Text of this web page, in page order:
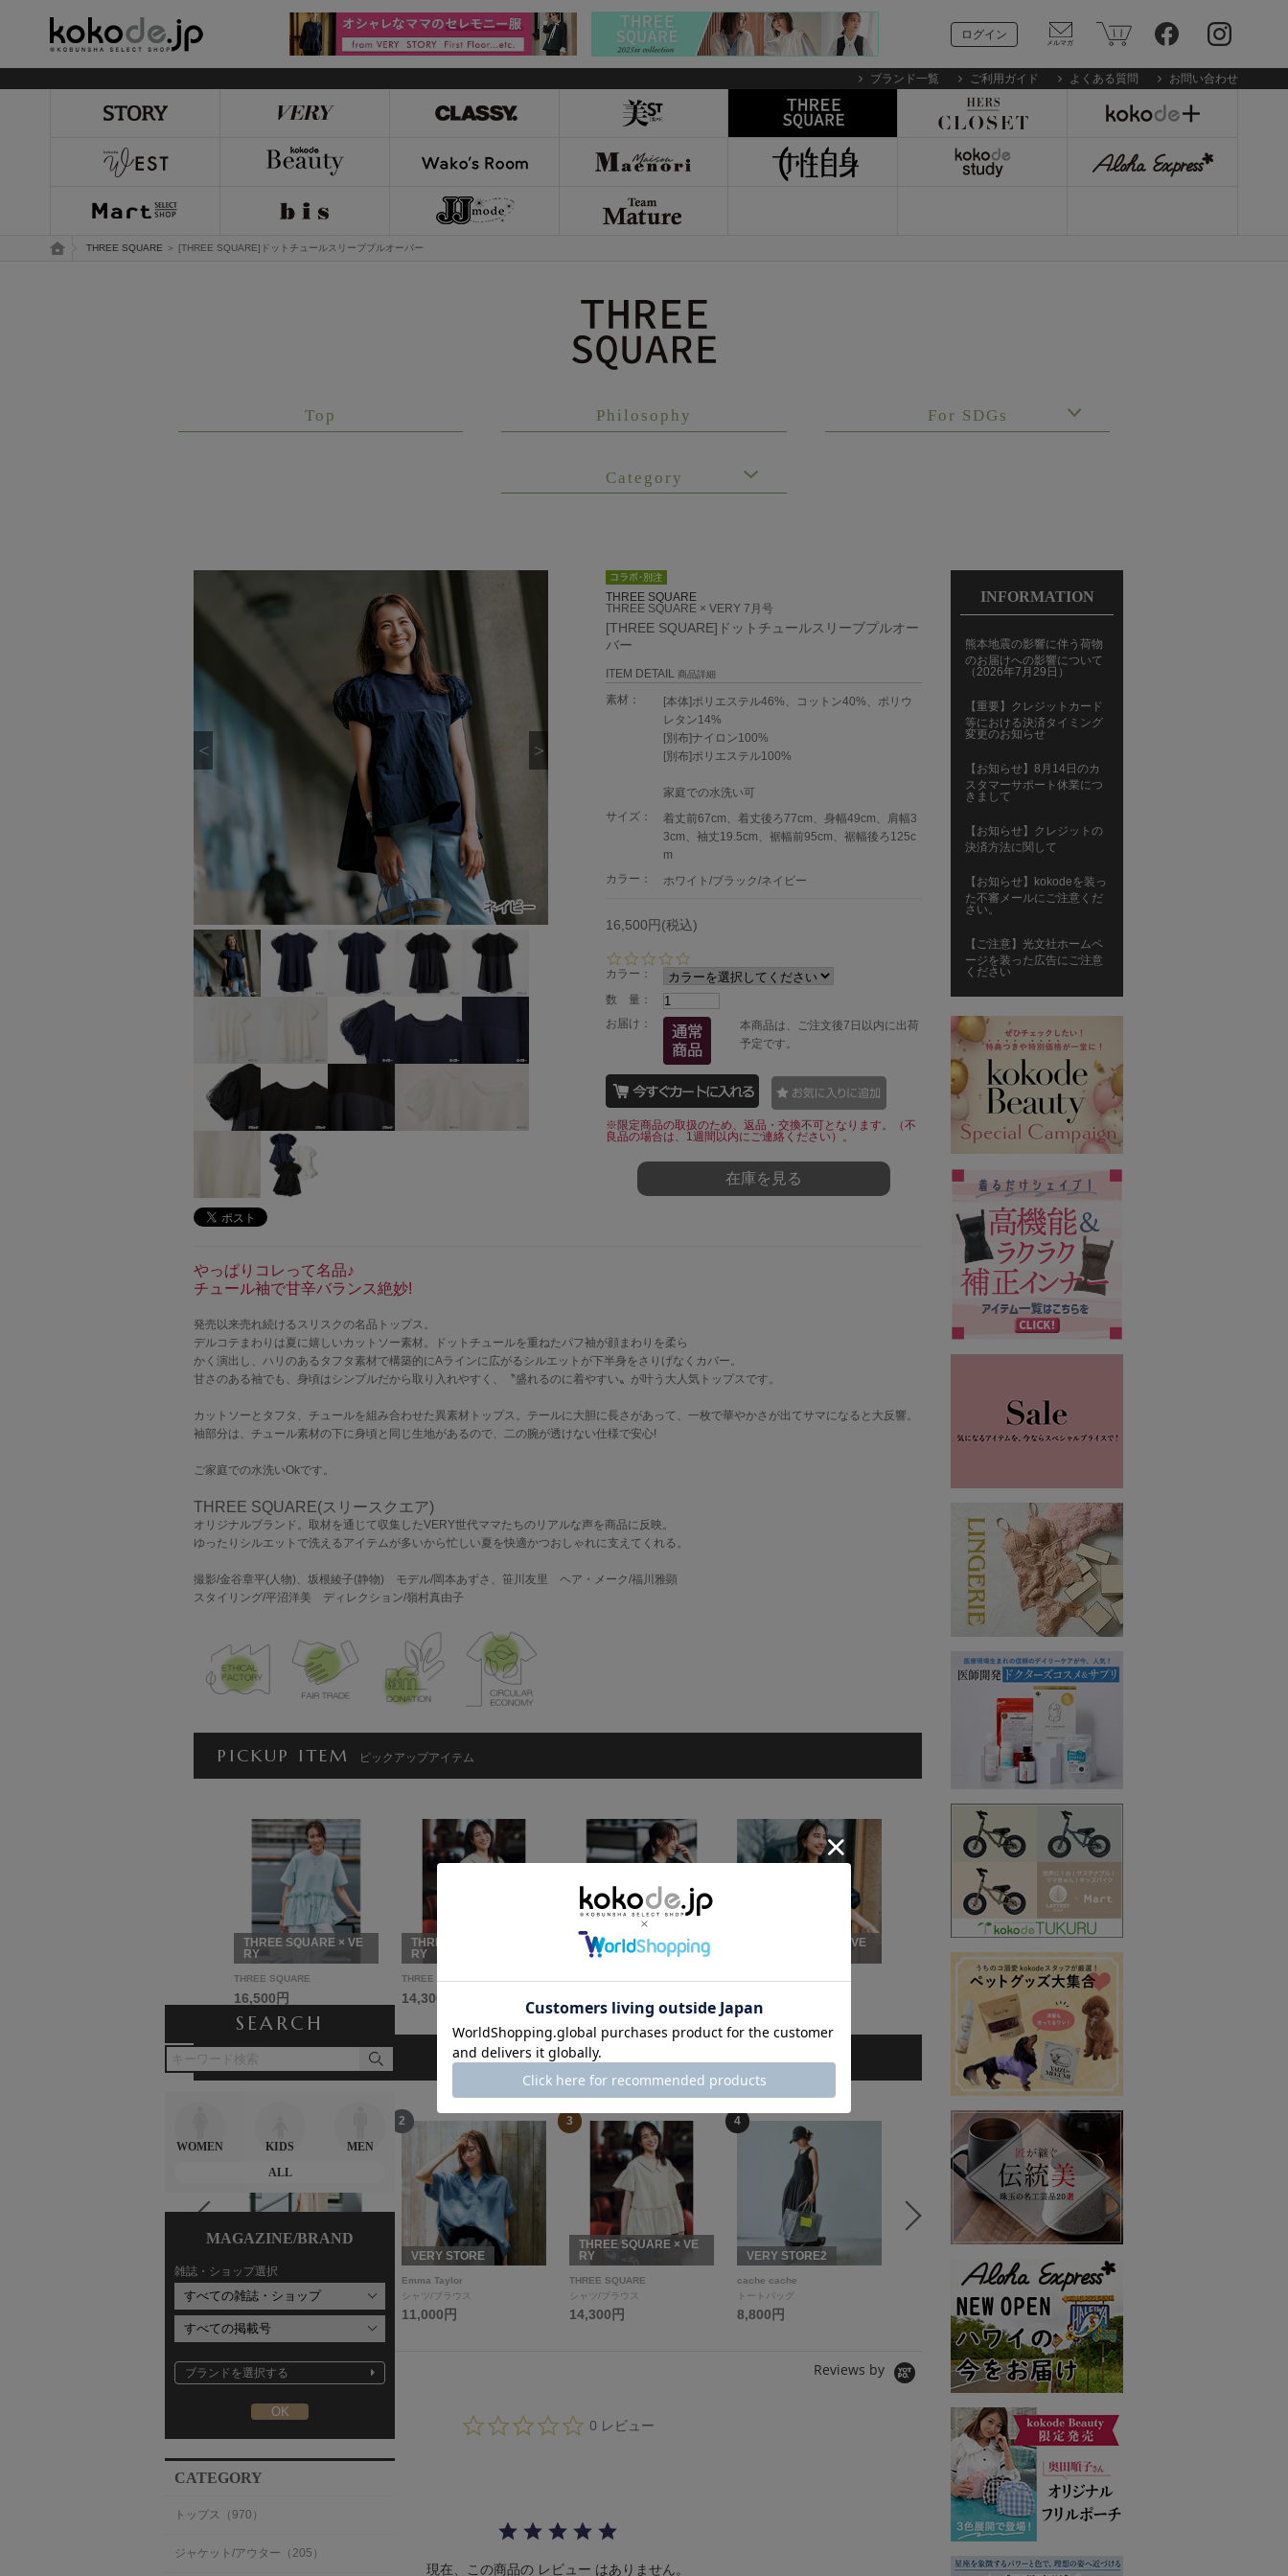
ログイン
ブランド一覧 ご利用ガイド よくある質問 お問い合わせ
トップページ
THREE SQUARE ＞ [THREE SQUARE]ドットチュールスリーブプルオーバー
Top Philosophy For SDGs
Category
SEARCH
WOMEN KIDS
MEN
ALL
MAGAZINE/BRAND
雑誌・ショップ選択
ブランドを選択する
CATEGORY
トップス（970）
ジャケット/アウター（205）
THREE SQUARE
THREE SQUARE × VERY 7月号
[THREE SQUARE]ドットチュールスリーブプルオー
バー
ITEM DETAIL 商品詳細
素材：
[本体]ポリエステル46%、コットン40%、ポリウ
レタン14%
[別布]ナイロン100%
[別布]ポリエステル100%
家庭での水洗い可
サイズ：
着丈前67cm、着丈後ろ77cm、身幅49cm、肩幅3
3cm、袖丈19.5cm、裾幅前95cm、裾幅後ろ125c
m
カラー：
ホワイト/ブラック/ネイビー
16,500円(税込)
0
s
t
a
r
r
a
t
i
n
g
カラー：
数 量：
お届け：
本商品は、ご注文後7日以内に出荷
予定です。
※限定商品の取扱のため、返品・交換不可となります。（不
良品の場合は、1週間以内にご連絡ください）。
在庫を見る
やっぱりコレって名品♪
チュール袖で甘辛バランス絶妙!
発売以来売れ続けるスリスクの名品トップス。
デルコテまわりは夏に嬉しいカットソー素材。ドットチュールを重ねたパフ袖が顔まわりを柔ら
かく演出し、ハリのあるタフタ素材で構築的にAラインに広がるシルエットが下半身をさりげなくカバー。
甘さのある袖でも、身頃はシンプルだから取り入れやすく、〝盛れるのに着やすい〟が叶う大人気トップスです。
カットソーとタフタ、チュールを組み合わせた異素材トップス。テールに大胆に長さがあって、一枚で華やかさが出てサマになると大反響。
袖部分は、チュール素材の下に身頃と同じ生地があるので、二の腕が透けない仕様で安心!
ご家庭での水洗いOkです。
THREE SQUARE(スリースクエア)
オリジナルブランド。取材を通じて収集したVERY世代ママたちのリアルな声を商品に反映。
ゆったりシルエットで洗えるアイテムが多いから忙しい夏を快適かつおしゃれに支えてくれる。
撮影/金谷章平(人物)、坂根綾子(静物) モデル/岡本あずさ、笹川友里 ヘア・メーク/福川雅顕
スタイリング/平沼洋美 ディレクション/嶺村真由子
PICKUP ITEM ピックアップアイテム
THREE SQUARE × VE
RY
THREE SQUARE
16,500円
THREE SQUARE × VE
RY
THREE SQUARE
14,300円
THREE SQUARE × VE
RY
THREE SQUARE × VE
RANKING ランキング
セットアップ
23,100円
2
VERY STORE
Emma Taylor
シャツ/ブラウス
11,000円
3
THREE SQUARE × VE
RY
THREE SQUARE
シャツ/ブラウス
14,300円
4
VERY STORE2
cache cache
トートバッグ
8,800円
シャツ/ブラウス
17,600円
6
FLICKA
パンツ
14,300円
Reviews by
0.
0
a
0 レビュー
現在、この商品の レビュー はありません。
INFORMATION
熊本地震の影響に伴う荷物
のお届けへの影響について
（2026年7月29日）
【重要】クレジットカード
等における決済タイミング
変更のお知らせ
【お知らせ】8月14日のカ
スタマーサポート休業につ
きまして
【お知らせ】クレジットの
決済方法に関して
【お知らせ】kokodeを装っ
た不審メールにご注意くだ
さい。
【ご注意】光文社ホームペ
ージを装った広告にご注意
ください